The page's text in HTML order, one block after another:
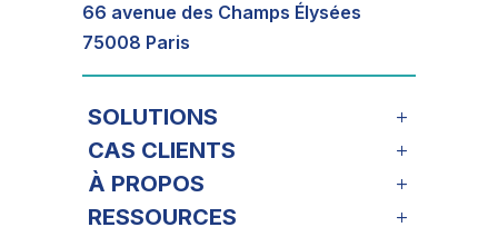
66 avenue des Champs Élysées
75008 Paris
SOLUTIONS
CAS CLIENTS
À PROPOS
RESSOURCES